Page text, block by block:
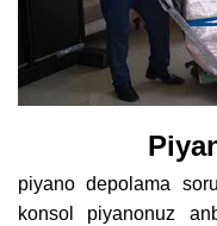
piyano depolama
konsol piyanonuz